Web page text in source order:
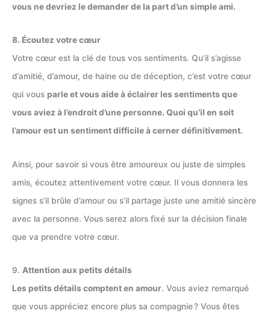
vous ne devriez le demander de la part d’un simple ami.
8. Écoutez votre cœur
Votre cœur est la clé de tous vos sentiments. Qu’il s’agisse
d’amitié, d’amour, de haine ou de déception, c’est votre cœur
qui vous parle et vous aide à éclairer les sentiments que
vous aviez à l’endroit d’une personne. Quoi qu’il en soit
l’amour est un sentiment difficile à cerner définitivement.
Ainsi, pour savoir si vous être amoureux ou juste de simples
amis, écoutez attentivement votre cœur. Il vous donnera les
signes s’il brûle d’amour ou s’il partage juste une amitié sincère
avec la personne. Vous serez alors fixé sur la décision finale
que va prendre votre cœur.
9. Attention aux petits détails
Les petits détails comptent en amour. Vous aviez remarqué
que vous appréciez encore plus sa compagnie ? Vous êtes